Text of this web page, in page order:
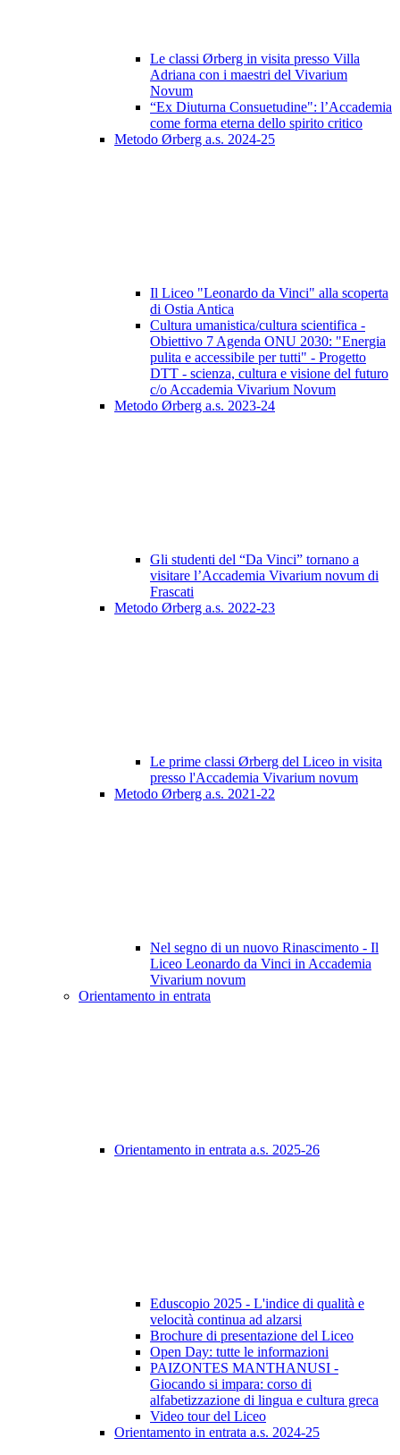
Le classi Ørberg in visita presso Villa
Adriana con i maestri del Vivarium
Novum
“Ex Diuturna Consuetudine": l’Accademia
come forma eterna dello spirito critico
Metodo Ørberg a.s. 2024-25
Il Liceo "Leonardo da Vinci" alla scoperta
di Ostia Antica
Cultura umanistica/cultura scientifica -
Obiettivo 7 Agenda ONU 2030: "Energia
pulita e accessibile per tutti" - Progetto
DTT - scienza, cultura e visione del futuro
c/o Accademia Vivarium Novum
Metodo Ørberg a.s. 2023-24
Gli studenti del “Da Vinci” tornano a
visitare l’Accademia Vivarium novum di
Frascati
Metodo Ørberg a.s. 2022-23
Le prime classi Ørberg del Liceo in visita
presso l'Accademia Vivarium novum
Metodo Ørberg a.s. 2021-22
Nel segno di un nuovo Rinascimento - Il
Liceo Leonardo da Vinci in Accademia
Vivarium novum
Orientamento in entrata
Orientamento in entrata a.s. 2025-26
Eduscopio 2025 - L'indice di qualità e
velocità continua ad alzarsi
Brochure di presentazione del Liceo
Open Day: tutte le informazioni
PAIZONTES MANTHANUSI -
Giocando si impara: corso di
alfabetizzazione di lingua e cultura greca
Video tour del Liceo
Orientamento in entrata a.s. 2024-25